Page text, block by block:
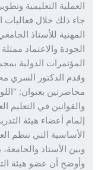
التعليمية وتطوير
ذلك خلال فعاليات الدورة
والاعتماد ممثلة في
الدولية بمجمع
الدكتور السري محمد
بعنوان: “اللوائح
في التعليم
أعضاء هيئة التدريس
التي تنظم العلاقة
الأستاذ والجامعة،
أن عضو هيئة